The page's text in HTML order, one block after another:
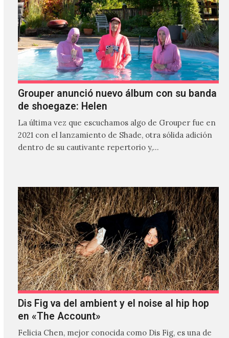
Grouper anunció nuevo álbum con su banda
de shoegaze: Helen
La última vez que escuchamos algo de Grouper fue en
2021 con el lanzamiento de Shade, otra sólida adición
dentro de su cautivante repertorio y,…
Dis Fig va del ambient y el noise al hip hop
en «The Account»
Felicia Chen, mejor conocida como Dis Fig, es una de